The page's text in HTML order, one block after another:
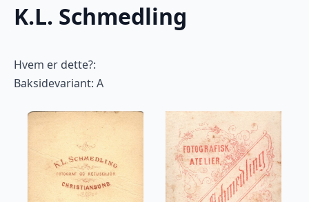
K.L. Schmedling
Hvem er dette?:
Baksidevariant: A